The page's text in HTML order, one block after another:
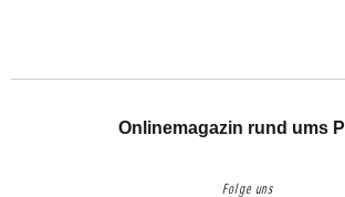
Onlinemagazin rund ums
Folge uns